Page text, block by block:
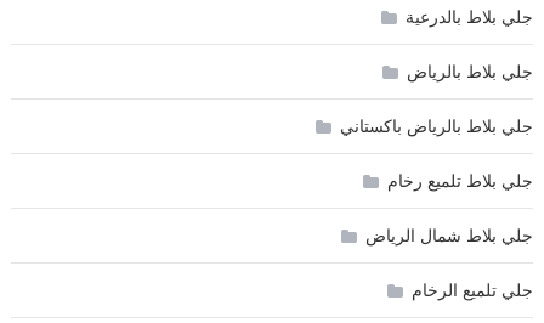
جلي بلاط بالدرعية
جلي بلاط بالرياض
جلي بلاط بالرياض باكستاني
جلي بلاط تلميع رخام
جلي بلاط شمال الرياض
جلي تلميع الرخام